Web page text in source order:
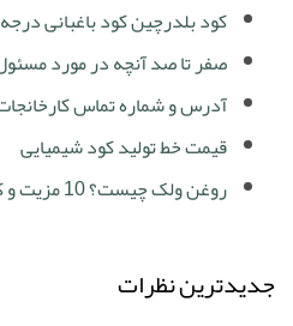
کود بلدرچین کود باغبانی
صفر تا صد آنچه در مورد
آدرس و شماره تماس
قیمت خط تولید کود شیمیایی
روغن ولک چیست؟ 10 مزیت و کاربرد روغن ولک در کشاورزی
جدیدترین نظرات